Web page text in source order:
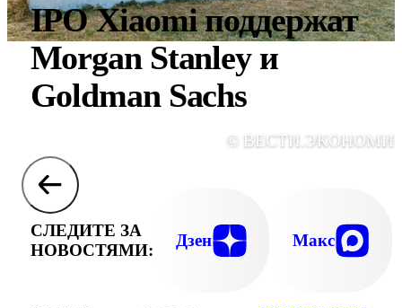
IPO Xiaomi поддержат
Morgan Stanley и
Goldman Sachs
©
СЛЕДИТЕ ЗА
НОВОСТЯМИ:
Дзен Макс